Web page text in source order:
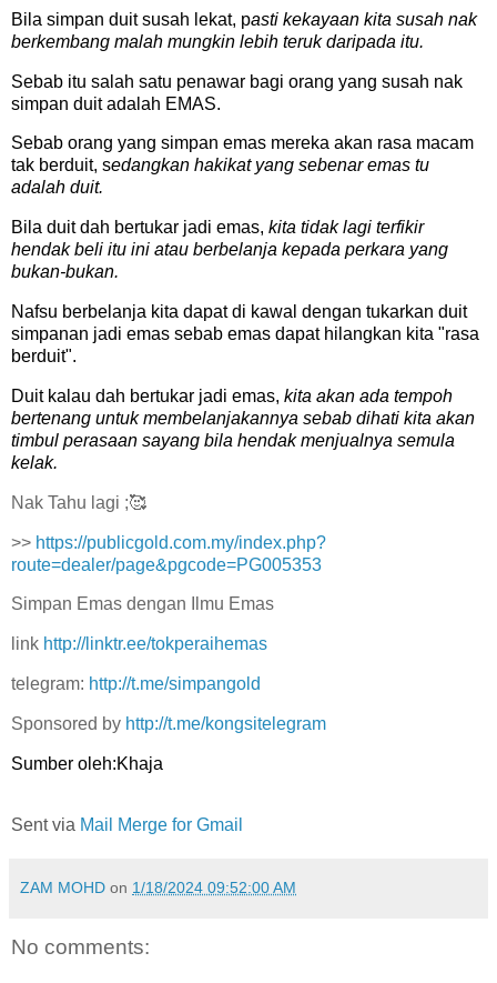
Bila simpan duit susah lekat, pasti kekayaan kita susah nak
berkembang malah mungkin lebih teruk daripada itu.
Sebab itu salah satu penawar bagi orang yang susah nak
simpan duit adalah EMAS.
Sebab orang yang simpan emas mereka akan rasa macam
tak berduit, sedangkan hakikat yang sebenar emas tu
adalah duit.
Bila duit dah bertukar jadi emas, kita tidak lagi terfikir
hendak beli itu ini atau berbelanja kepada perkara yang
bukan-bukan.
Nafsu berbelanja kita dapat di kawal dengan tukarkan duit
simpanan jadi emas sebab emas dapat hilangkan kita "rasa
berduit".
Duit kalau dah bertukar jadi emas, kita akan ada tempoh
bertenang untuk membelanjakannya sebab dihati kita akan
timbul perasaan sayang bila hendak menjualnya semula
kelak.
Nak Tahu lagi ;🥰
>> https://publicgold.com.my/index.php?
route=dealer/page&pgcode=PG005353
Simpan Emas dengan Ilmu Emas
link http://linktr.ee/tokperaihemas
telegram: http://t.me/simpangold
Sponsored by http://t.me/kongsitelegram
Sumber oleh:Khaja
Sent via Mail Merge for Gmail
ZAM MOHD on 1/18/2024 09:52:00 AM
No comments: